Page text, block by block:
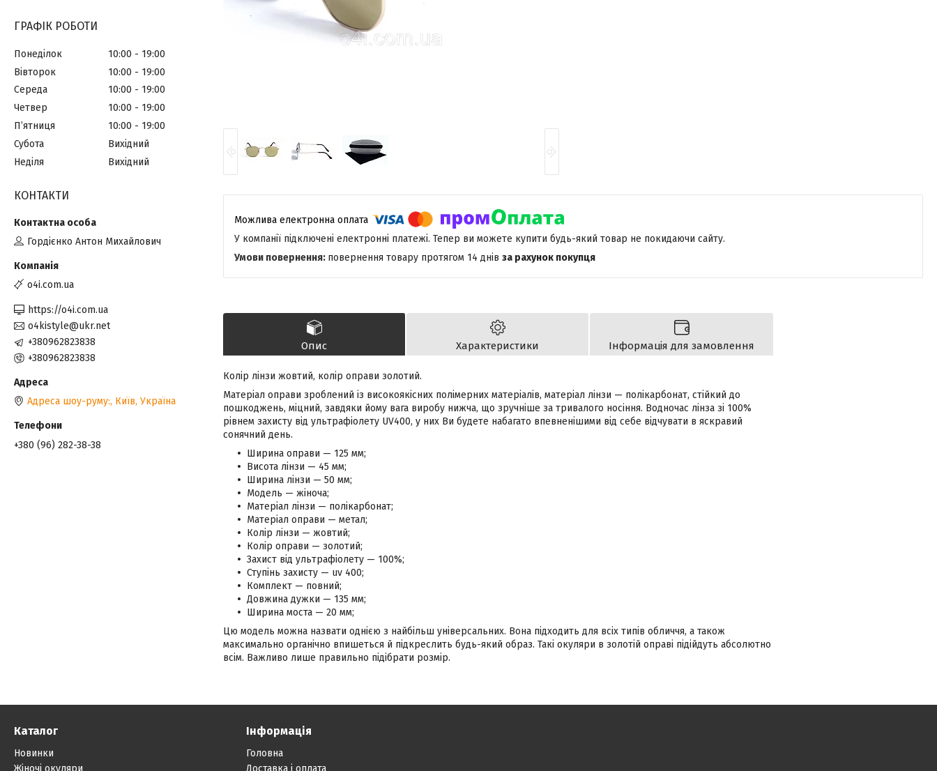
У компанії підключені електронні платежі. Тепер ви можете купити будь-який товар не покидаючи сайту.
повернення товару протягом 14 днів за рахунок покупця
Опис Характеристики Інформація для замовлення
Колір лінзи жовтий, колір оправи золотий.
Матеріал оправи зроблений із високоякісних полімерних матеріалів, матеріал лінзи — полікарбонат, стійкий до
пошкоджень, міцний, завдяки йому вага виробу нижча, що зручніше за тривалого носіння. Водночас лінза зі 100%
рівнем захисту від ультрафіолету UV400, у них Ви будете набагато впевненішими від себе відчувати в яскравий
сонячний день.
Ширина оправи — 125 мм;
Висота лінзи — 45 мм;
Ширина лінзи — 50 мм;
Модель — жіноча;
Матеріал лінзи — полікарбонат;
Матеріал оправи — метал;
Колір лінзи — жовтий;
Колір оправи — золотий;
Захист від ультрафіолету — 100%;
Ступінь захисту — uv 400;
Комплект — повний;
Довжина дужки — 135 мм;
Ширина моста — 20 мм;
Цю модель можна назвати однією з найбільш універсальних. Вона підходить для всіх типів обличчя, а також
максимально органічно впишеться й підкреслить будь-який образ. Такі окуляри в золотій оправі підійдуть абсолютно
всім. Важливо лише правильно підібрати розмір.
ГРАФІК РОБОТИ
Понеділок 10:00
19:00
Вівторок
10:00
19:00
Середа
10:00
19:00
Четвер
10:00
19:00
Пʼятниця
10:00
19:00
Субота
Вихідний
Неділя
Вихідний
КОНТАКТИ
Гордієнко Антон Михайлович
o4i.com.ua
https://o4i.com.ua
o4kistyle@ukr.net
+380962823838
+380962823838
Адреса шоу-руму:, Київ, Україна
+380 (96) 282-38-38
Каталог
Новинки
Інформація
Головна